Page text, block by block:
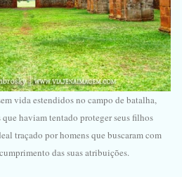
vida estendidos no campo de batalha,
haviam tentado proteger seus filhos
traçado por homens que buscaram com
das suas atribuições.